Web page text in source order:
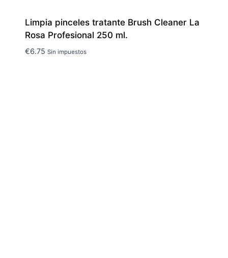
Limpia pinceles tratante Brush Cleaner La
Rosa Profesional 250 ml.
€6.75 Sin impuestos